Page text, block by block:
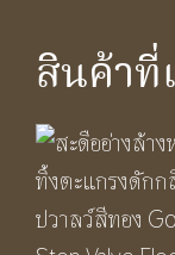
สินค้าที่